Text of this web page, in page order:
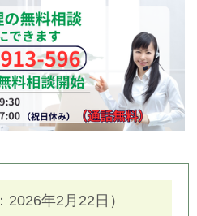
年2月22日）